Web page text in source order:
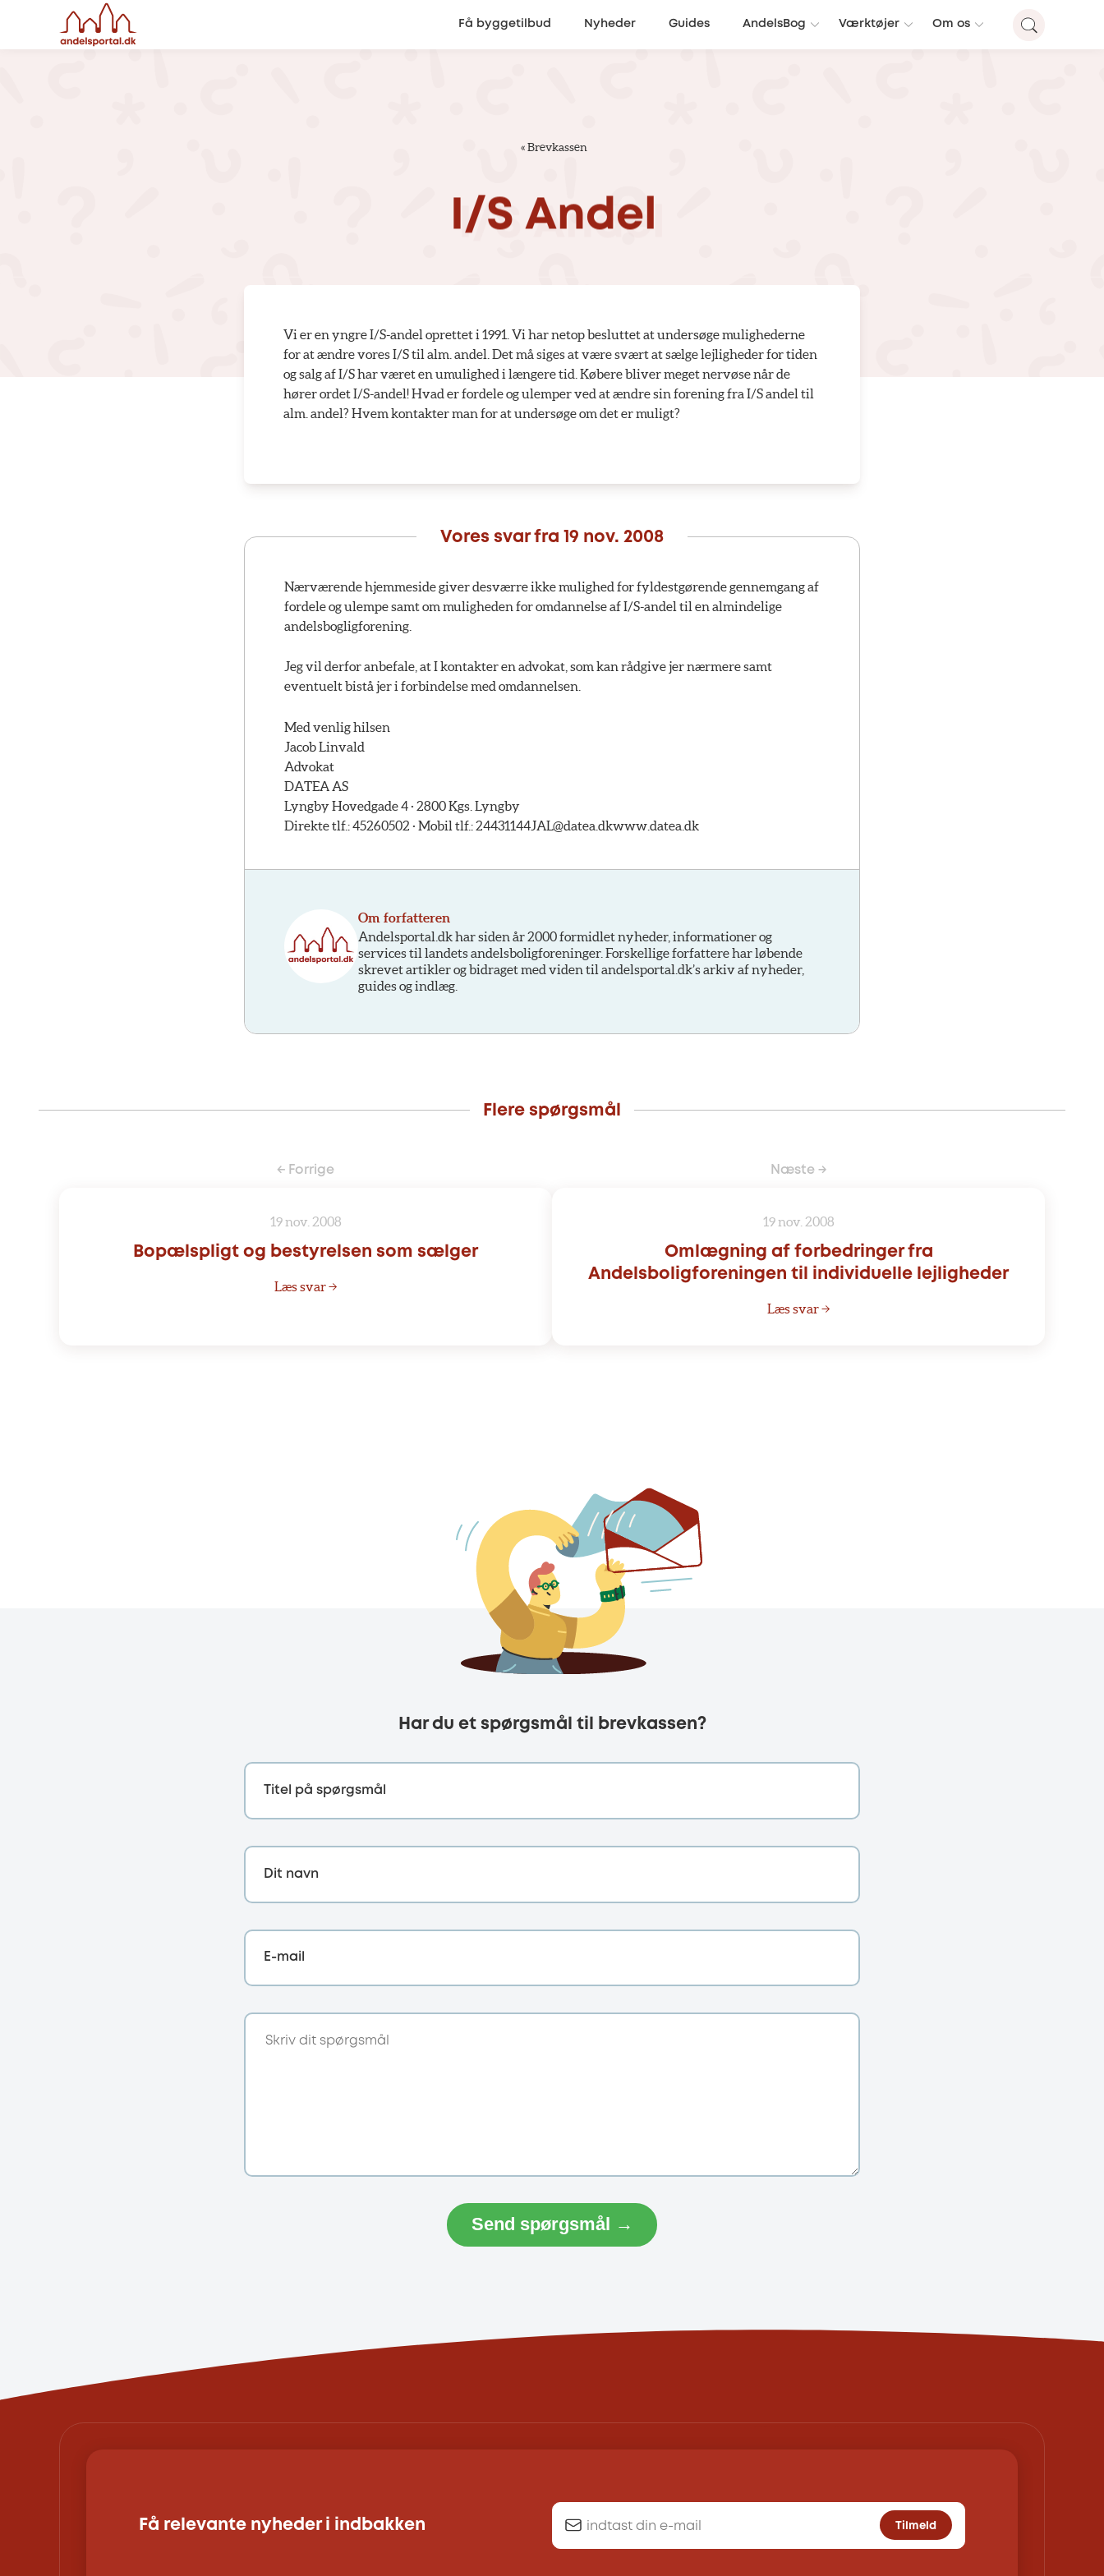
Få byggetilbud Nyheder Guides AndelsBog Værktøjer Om os
«Brevkassen
I/S Andel
Vi er en yngre I/S-andel oprettet i 1991. Vi har netop besluttet at undersøge mulighederne
for at ændre vores I/S til alm. andel. Det må siges at være svært at sælge lejligheder for tiden
og salg af I/S har været en umulighed i længere tid. Købere bliver meget nervøse når de
hører ordet I/S-andel! Hvad er fordele og ulemper ved at ændre sin forening fra I/S andel til
alm. andel? Hvem kontakter man for at undersøge om det er muligt?
Vores svar fra 19 nov. 2008
Nærværende hjemmeside giver desværre ikke mulighed for fyldestgørende gennemgang af
fordele og ulempe samt om muligheden for omdannelse af I/S-andel til en almindelige
andelsbogligforening.
Jeg vil derfor anbefale, at I kontakter en advokat, som kan rådgive jer nærmere samt
eventuelt bistå jer i forbindelse med omdannelsen.
Med venlig hilsen
Jacob Linvald
Advokat
DATEA AS
Lyngby Hovedgade 4 · 2800 Kgs. Lyngby
Direkte tlf.: 45260502 · Mobil tlf.: 24431144JAL@datea.dkwww.datea.dk
Om forfatteren
Andelsportal.dk har siden år 2000 formidlet nyheder, informationer og
services til landets andelsboligforeninger. Forskellige forfattere har løbende
skrevet artikler og bidraget med viden til andelsportal.dk’s arkiv af nyheder,
guides og indlæg.
Flere spørgsmål
← Forrige
19 nov. 2008
Bopælspligt og bestyrelsen som sælger
Læs svar →
Næste →
19 nov. 2008
Omlægning af forbedringer fra
Andelsboligforeningen til individuelle lejligheder
Læs svar →
Har du et spørgsmål til brevkassen?
Titel på spørgsmål
Dit navn
E-mail
Send spørgsmål →
Få relevante nyheder i indbakken Tilmeld